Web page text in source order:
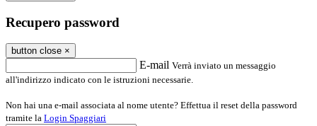
Recupero password
button close ×
E-mail Verrà inviato un messaggio
all'indirizzo indicato con le istruzioni necessarie.
Non hai una e-mail associata al nome utente? Effettua il reset della password
tramite la Login Spaggiari